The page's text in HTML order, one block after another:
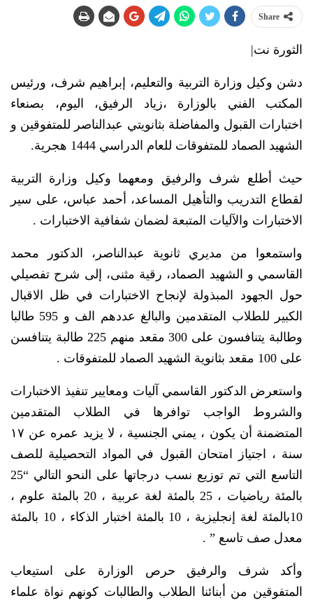
Share
الثورة نت|
دشن وكيل وزارة التربية والتعليم، إبراهيم شرف، ورئيس
المكتب الفني بالوزارة ،زياد الرفيق، اليوم، بصنعاء
اختبارات القبول والمفاضلة بثانويتي عبدالناصر للمتفوقين و
الشهيد الصماد للمتفوقات للعام الدراسي 1444 هجرية.
حيث أطلع شرف والرفيق ومعهما وكيل وزارة التربية
لقطاع التدريب والتأهيل المساعد، أحمد عباس، على سير
الاختبارات والآليات المتبعة لضمان شفافية الاختبارات .
واستمعوا من مديري ثانوية عبدالناصر، الدكتور محمد
القاسمي و الشهيد الصماد، رقية مثنى، إلى شرح تفصيلي
حول الجهود المبذولة لإنجاح الاختبارات في ظل الاقبال
الكبير للطلاب المتقدمين والبالغ عددهم الف و 595 طالبا
وطالبة يتنافسون على 300 مقعد منهم 225 طالبة يتنافسن
على 100 مقعد بثانوية الشهيد الصماد للمتفوقات .
واستعرض الدكتور القاسمي آليات ومعايير تنفيذ الاختبارات
والشروط الواجب توافرها في الطلاب المتقدمين
المتضمنة أن يكون ، يمني الجنسية ، لا يزيد عمره عن ١٧
سنة ، اجتياز امتحان القبول في المواد التحصيلية للصف
التاسع التي تم توزيع نسب درجاتها على النحو التالي “25
بالمئة رياضيات ، 25 بالمئة لغة عربية ، 20 بالمئة علوم ،
10بالمئة لغة إنجليزية ، 10 بالمئة اختبار الذكاء ، 10 بالمئة
معدل صف تاسع ” .
وأكد شرف والرفيق حرص الوزارة على استيعاب
المتفوقين من أبنائنا الطلاب والطالبات كونهم نواة علماء